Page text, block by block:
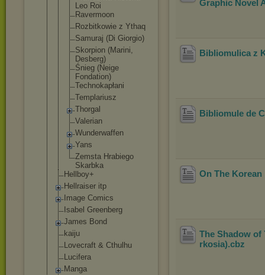
Leo Roi
Ravermoon
Rozbitkowie z Ythaq
Samuraj (Di Giorgio)
Skorpion (Marini,
Desberg)
Śnieg (Neige
Fondation)
Technokapłani
Templariusz
Thorgal
Valerian
Wunderwaffen
Yans
Zemsta Hrabiego
Skarbka
Hellboy+
Hellraiser itp
Image Comics
Isabel Greenberg
James Bond
kaiju
Lovecraft & Cthulhu
Lucifera
Manga
Graphic Novel
Bibliomulica z
Bibliomule de
On The
The Shadow of
rkosia).cbz